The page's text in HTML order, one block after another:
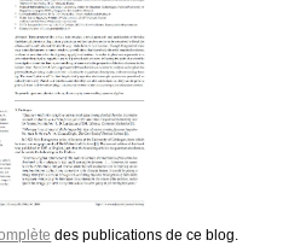
des publications de ce blog.